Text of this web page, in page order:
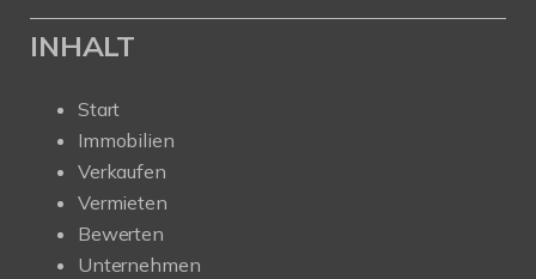
INHALT
Start
Immobilien
Verkaufen
Vermieten
Bewerten
Unternehmen